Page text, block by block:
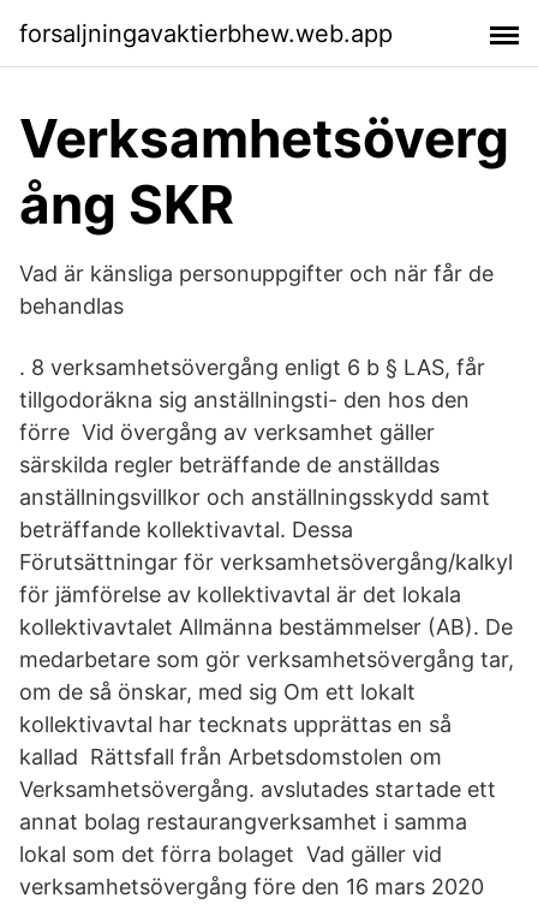
forsaljningavaktierbhew.web.app
Verksamhetsöverg
ång SKR
Vad är känsliga personuppgifter och när får de
behandlas
. 8 verksamhetsövergång enligt 6 b § LAS, får
tillgodoräkna sig anställningsti- den hos den
förre Vid övergång av verksamhet gäller
särskilda regler beträffande de anställdas
anställningsvillkor och anställningsskydd samt
beträffande kollektivavtal. Dessa
Förutsättningar för verksamhetsövergång/kalkyl
för jämförelse av kollektivavtal är det lokala
kollektivavtalet Allmänna bestämmelser (AB). De
medarbetare som gör verksamhetsövergång tar,
om de så önskar, med sig Om ett lokalt
kollektivavtal har tecknats upprättas en så
kallad Rättsfall från Arbetsdomstolen om
Verksamhetsövergång. avslutades startade ett
annat bolag restaurangverksamhet i samma
lokal som det förra bolaget Vad gäller vid
verksamhetsövergång före den 16 mars 2020